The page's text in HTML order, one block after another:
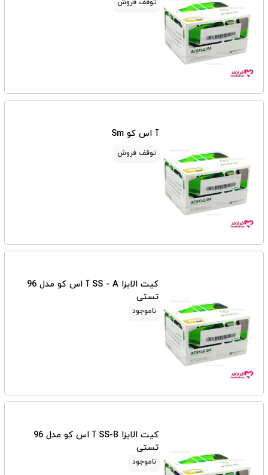
توقف فروش
آ اس کو Sm
توقف فروش
کیت الایزا SS - A آ اس کو مدل 96
تستی
ناموجود
کیت الایزا SS-B آ اس کو مدل 96
تستی
ناموجود